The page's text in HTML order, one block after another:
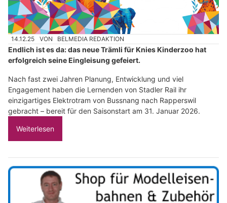
14.12.25 VON BELMEDIA REDAKTION
Endlich ist es da: das neue Trämli für Knies Kinderzoo hat
erfolgreich seine Eingleisung gefeiert.
Nach fast zwei Jahren Planung, Entwicklung und viel
Engagement haben die Lernenden von Stadler Rail ihr
einzigartiges Elektrotram von Bussnang nach Rapperswil
gebracht – bereit für den Saisonstart am 31. Januar 2026.
Weiterlesen